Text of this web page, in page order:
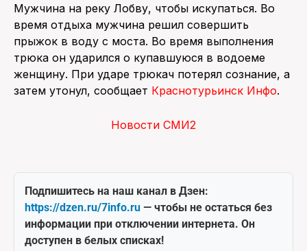
Мужчина на реку Лобву, чтобы искупаться. Во
время отдыха мужчина решил совершить
прыжок в воду с моста. Во время выполнения
трюка он ударился о купавшуюся в водоеме
женщину. При ударе трюкач потерял сознание, а
затем утонул, сообщает Краснотурьинск Инфо.
Новости СМИ2
Подпишитесь на наш канал в Дзен:
https://dzen.ru/7info.ru — чтобы не остаться без
информации при отключении интернета. Он
доступен в белых списках!